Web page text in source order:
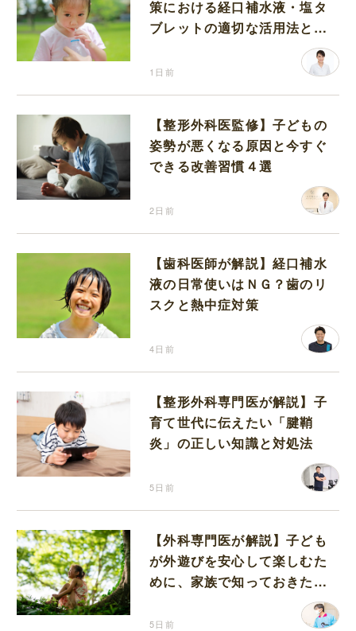
策における経口補水液・塩タ
ブレットの適切な活用法と水
1日前
【整形外科医監修】子どもの
姿勢が悪くなる原因と今すぐ
できる改善習慣４選
2日前
【歯科医師が解説】経口補水
液の日常使いはＮＧ？歯のリ
スクと熱中症対策
4日前
【整形外科専門医が解説】子
育て世代に伝えたい「腱鞘
炎」の正しい知識と対処法
5日前
【外科専門医が解説】子ども
が外遊びを安心して楽しむた
めに、家族で知っておきたい
5日前